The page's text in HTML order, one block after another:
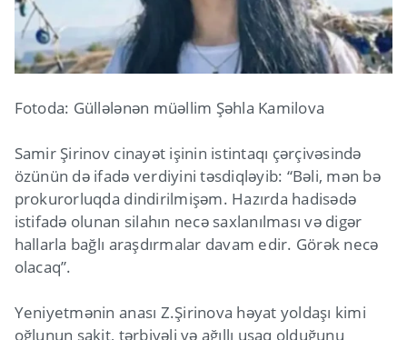
Fotoda: Güllələnən müəllim Şəhla Kamilova
Samir Şirinov cinayət işinin istintaqı çərçivəsində
özünün də ifadə verdiyini təsdiqləyib: “Bəli, mən bə
prokurorluqda dindirilmişəm. Hazırda hadisədə
istifadə olunan silahın necə saxlanılması və digər
hallarla bağlı araşdırmalar davam edir. Görək necə
olacaq”.
Yeniyetmənin anası Z.Şirinova həyat yoldaşı kimi
oğlunun sakit, tərbiyəli və ağıllı uşaq olduğunu